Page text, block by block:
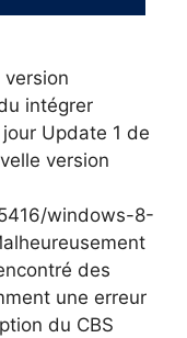
version
intégrer
Update 1 de
version
windows-8-
des
une erreur
du CBS